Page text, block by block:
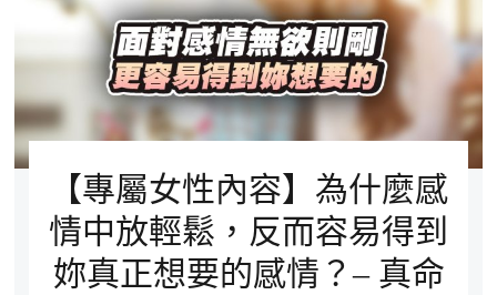
【專屬女性內容】為什麼感
情中放輕鬆，反而容易得到
妳真正想要的感情？– 真命